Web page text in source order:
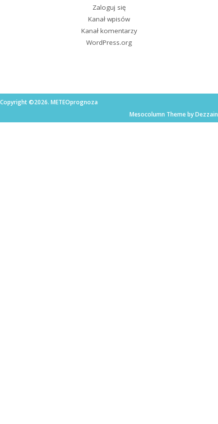
Zaloguj się
Kanał wpisów
Kanał komentarzy
WordPress.org
Copyright ©2026. METEOprognoza
Mesocolumn Theme by Dezzain